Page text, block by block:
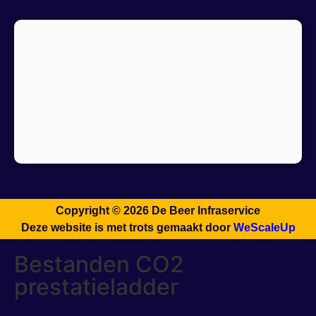
Copyright © 2026 De Beer Infraservice
Deze website is met trots gemaakt door WeScaleUp
Bestanden CO2
prestatieladder